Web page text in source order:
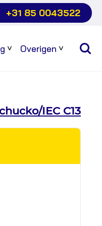
+31 85 0043522
Sub
Overigen
Sub
IEC C13